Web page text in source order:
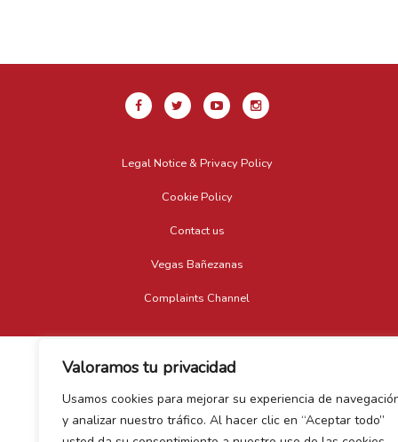
Valoramos tu privacidad
Usamos cookies para mejorar su experiencia de
y analizar nuestro tráfico. Al hacer clic en “Aceptar todo”
Legal Notice & Privacy Policy
Cookie Policy
Contact us
Vegas Bañezanas
Complaints Channel